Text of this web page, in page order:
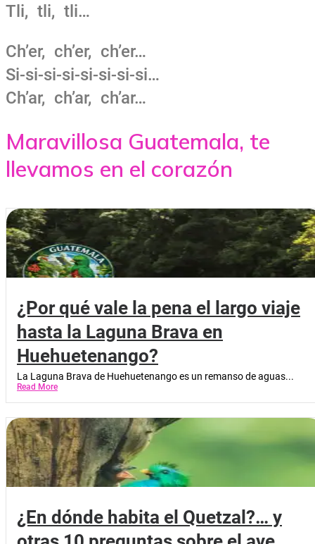
Tli, tli, tli…
Ch’er, ch’er, ch’er…
Si-si-si-si-si-si-si-si…
Ch’ar, ch’ar, ch’ar…
Maravillosa Guatemala, te
llevamos en el corazón
¿Por qué vale la pena el largo viaje
hasta la Laguna Brava en
Huehuetenango?
La Laguna Brava de Huehuetenango es un remanso de aguas...
Read More
¿En dónde habita el Quetzal?… y